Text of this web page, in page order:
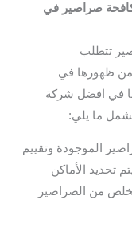
صراصير في
تتطلب
من ظهورها في
في افضل شركة
ما يلي:
الموجودة وتقييم
تحديد الأماكن
من الصراصير